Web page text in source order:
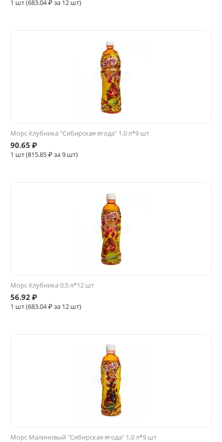
1 шт (683.04₽ за 12 шт)
Морс Клубника "Сибирская ягода" 1,0 л*9 шт
90.65 ₽
1 шт (815.85₽ за 9 шт)
Морс Клубника 0,5 л*12 шт
56.92 ₽
1 шт (683.04₽ за 12 шт)
Морс Малиновый "Сибирская ягода" 1,0 л*9 шт